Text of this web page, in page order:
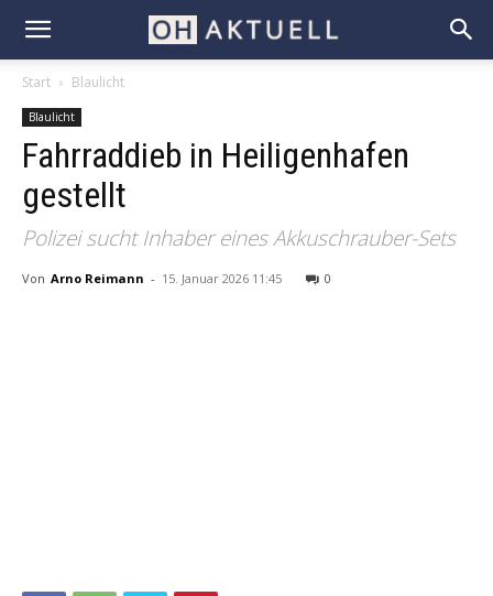
Start Blaulicht
Blaulicht
Fahrraddieb in Heiligenhafen
gestellt
Polizei sucht Inhaber eines Akkuschrauber-Sets
Von Arno Reimann - 15. Januar 2026 11:45 0